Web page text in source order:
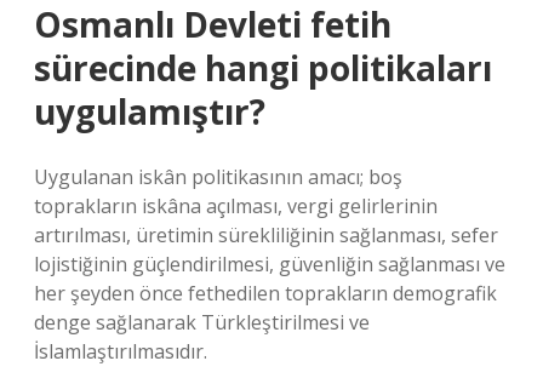
Osmanlı Devleti fetih
sürecinde hangi politikaları
uygulamıştır?
Uygulanan iskân politikasının amacı; boş
toprakların iskâna açılması, vergi gelirlerinin
artırılması, üretimin sürekliliğinin sağlanması, sefer
lojistiğinin güçlendirilmesi, güvenliğin sağlanması ve
her şeyden önce fethedilen toprakların demografik
denge sağlanarak Türkleştirilmesi ve
İslamlaştırılmasıdır.